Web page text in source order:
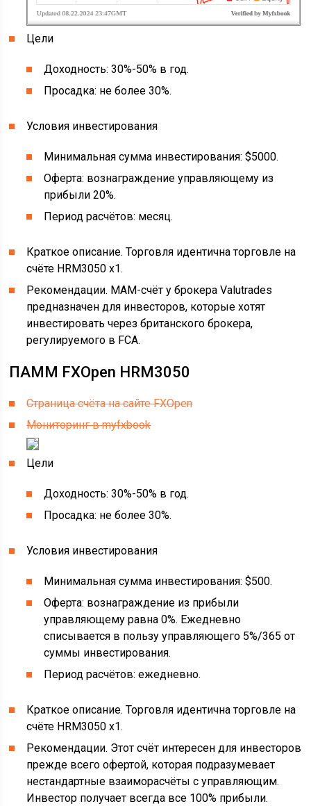
Цели
Доходность: 30%-50% в год.
Просадка: не более 30%.
Условия инвестирования
Минимальная сумма инвестирования: $5000.
Оферта: вознаграждение управляющему из
прибыли 20%.
Период расчётов: месяц.
Краткое описание. Торговля идентична торговле на
счёте HRM3050 x1.
Рекомендации. МАМ-счёт у брокера Valutrades
предназначен для инвесторов, которые хотят
инвестировать через британского брокера,
регулируемого в FCA.
ПАММ FXOpen HRM3050
Страница счёта на сайте FXOpen
Мониторинг в myfxbook
Цели
Доходность: 30%-50% в год.
Просадка: не более 30%.
Условия инвестирования
Минимальная сумма инвестирования: $500.
Оферта: вознаграждение из прибыли
управляющему равна 0%. Ежедневно
списывается в пользу управляющего 5%/365 от
суммы инвестирования.
Период расчётов: ежедневно.
Краткое описание. Торговля идентична торговле на
счёте HRM3050 x1.
Рекомендации. Этот счёт интересен для инвесторов
прежде всего офертой, которая подразумевает
нестандартные взаиморасчёты с управляющим.
Инвестор получает всегда все 100% прибыли.